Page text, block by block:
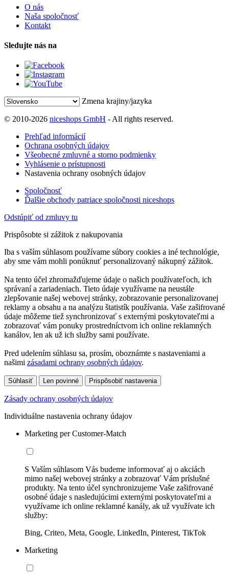
O nás
Naša spoločnosť
Kontakt
Sledujte nás na
Zmena krajiny/jazyka
© 2010-2026 niceshops GmbH - All rights reserved.
Prehľad informácií
Ochrana osobných údajov
Všeobecné zmluvné a storno podmienky
Vyhlásenie o prístupnosti
Nastavenia ochrany osobných údajov
Spoločnosť
Ďalšie obchody patriace spoločnosti niceshops
Odstúpiť od zmluvy tu
Prispôsobte si zážitok z nakupovania
Iba s vaším súhlasom používame súbory cookies a iné technológie,
aby sme vám mohli ponúknuť personalizovaný nákupný zážitok.
Na tento účel zhromažďujeme údaje o našich používateľoch, ich
správaní a zariadeniach. Tieto údaje využívame na neustále
zlepšovanie našej webovej stránky, zobrazovanie personalizovanej
reklamy a obsahu a na analýzu štatistík používania. Vaše zašifrované
údaje môžeme tiež synchronizovať s externými poskytovateľmi a
zobrazovať vám ponuky prostredníctvom ich online reklamných
kanálov, len ak už ich služby sami používate.
Pred udelením súhlasu sa, prosím, oboznámte s nastaveniami a
našimi zásadami ochrany osobných údajov.
Súhlasiť Len povinné Prispôsobiť nastavenia
Zásady ochrany osobných údajov
Individuálne nastavenia ochrany údajov
Marketing per Customer-Match
S Vaším súhlasom Vás budeme informovať aj o akciách
mimo našej webovej stránky a zobrazovať Vám príslušné
produkty. Na tento účel synchronizujeme Vaše zašifrované
osobné údaje s nasledujúcimi externými poskytovateľmi a
využívame ich online reklamné kanály, ak už využívate ich
služby:
Bing, Criteo, Meta, Google, LinkedIn, Pinterest, TikTok
Marketing